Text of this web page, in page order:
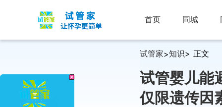
首页 同城
试管家>知识> 正文
试管婴儿能
仅限遗传因